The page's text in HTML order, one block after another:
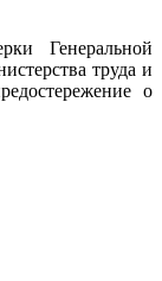
Генеральной
труда и
о